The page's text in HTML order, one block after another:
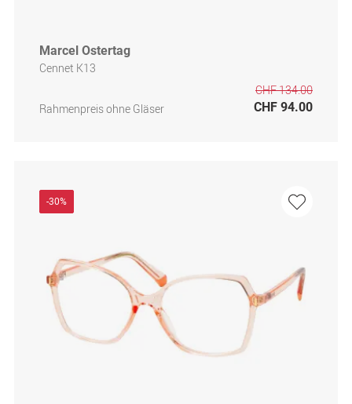
Marcel Ostertag
Cennet K13
Rahmenpreis ohne Gläser
CHF 134.00
CHF 94.00
-30%